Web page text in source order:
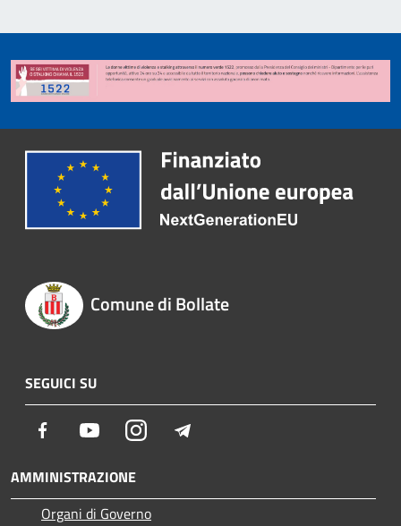
Comune di Bollate
SEGUICI SU
Facebook YoutubeInstagram
AMMINISTRAZIONE
Organi di Governo